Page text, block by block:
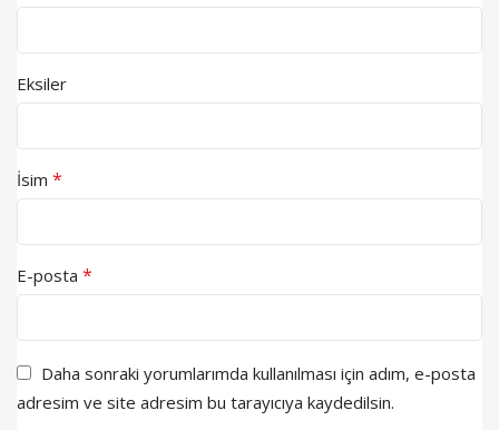
Eksiler
İsim *
E-posta *
Daha sonraki yorumlarımda kullanılması için adım, e-posta
adresim ve site adresim bu tarayıcıya kaydedilsin.